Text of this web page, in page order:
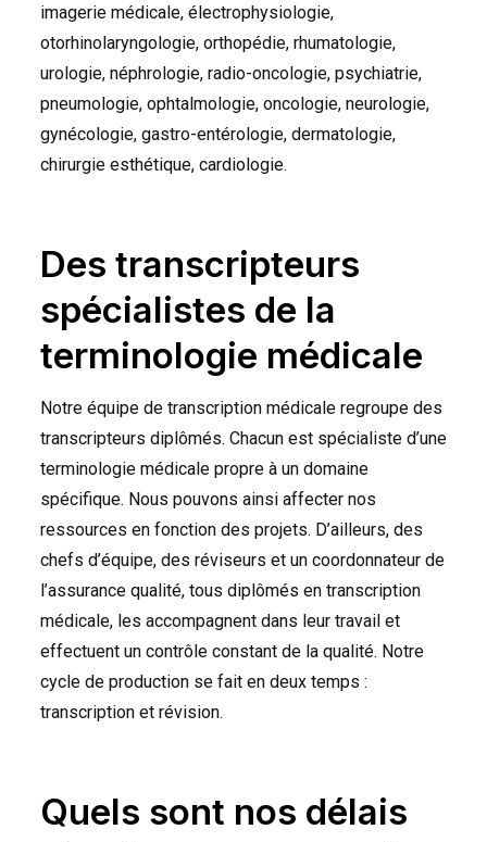
imagerie médicale, électrophysiologie,
otorhinolaryngologie, orthopédie, rhumatologie,
urologie, néphrologie, radio-oncologie, psychiatrie,
pneumologie, ophtalmologie, oncologie, neurologie,
gynécologie, gastro-entérologie, dermatologie,
chirurgie esthétique, cardiologie.
Des transcripteurs
spécialistes de la
terminologie médicale
Notre équipe de transcription médicale regroupe des
transcripteurs diplômés. Chacun est spécialiste d’une
terminologie médicale propre à un domaine
spécifique. Nous pouvons ainsi affecter nos
ressources en fonction des projets. D’ailleurs, des
chefs d’équipe, des réviseurs et un coordonnateur de
l’assurance qualité, tous diplômés en transcription
médicale, les accompagnent dans leur travail et
effectuent un contrôle constant de la qualité. Notre
cycle de production se fait en deux temps :
transcription et révision.
Quels sont nos délais